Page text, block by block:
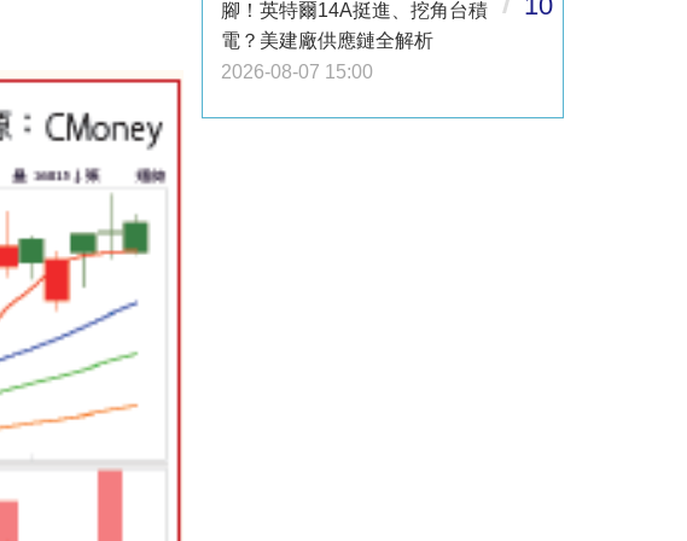
腳！英特爾14A挺進、挖角台積
電？美建廠供應鏈全解析
2026-08-07 15:00